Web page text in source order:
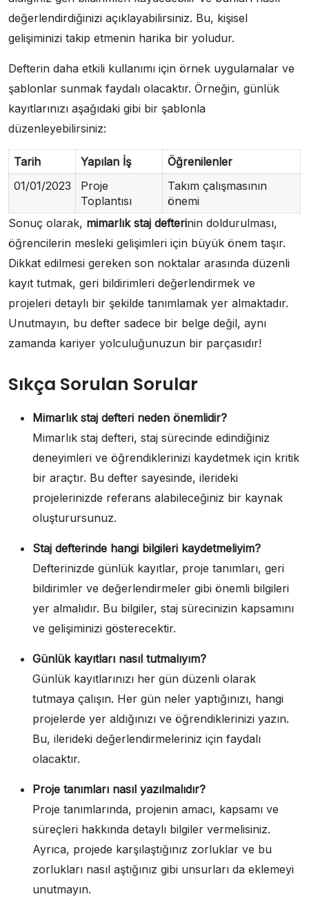
değerlendirdiğinizi açıklayabilirsiniz. Bu, kişisel
gelişiminizi takip etmenin harika bir yoludur.
Defterin daha etkili kullanımı için örnek uygulamalar ve
şablonlar sunmak faydalı olacaktır. Örneğin, günlük
kayıtlarınızı aşağıdaki gibi bir şablonla
düzenleyebilirsiniz:
Tarih Yapılan İş
Öğrenilenler
01/01/2023
Proje
Toplantısı
Takım çalışmasının
önemi
Sonuç olarak, mimarlık staj defterinin doldurulması,
öğrencilerin mesleki gelişimleri için büyük önem taşır.
Dikkat edilmesi gereken son noktalar arasında düzenli
kayıt tutmak, geri bildirimleri değerlendirmek ve
projeleri detaylı bir şekilde tanımlamak yer almaktadır.
Unutmayın, bu defter sadece bir belge değil, aynı
zamanda kariyer yolculuğunuzun bir parçasıdır!
Sıkça Sorulan Sorular
Mimarlık staj defteri neden önemlidir?
Mimarlık staj defteri, staj sürecinde edindiğiniz
deneyimleri ve öğrendiklerinizi kaydetmek için kritik
bir araçtır. Bu defter sayesinde, ilerideki
projelerinizde referans alabileceğiniz bir kaynak
oluşturursunuz.
Staj defterinde hangi bilgileri kaydetmeliyim?
Defterinizde günlük kayıtlar, proje tanımları, geri
bildirimler ve değerlendirmeler gibi önemli bilgileri
yer almalıdır. Bu bilgiler, staj sürecinizin kapsamını
ve gelişiminizi gösterecektir.
Günlük kayıtları nasıl tutmalıyım?
Günlük kayıtlarınızı her gün düzenli olarak
tutmaya çalışın. Her gün neler yaptığınızı, hangi
projelerde yer aldığınızı ve öğrendiklerinizi yazın.
Bu, ilerideki değerlendirmeleriniz için faydalı
olacaktır.
Proje tanımları nasıl yazılmalıdır?
Proje tanımlarında, projenin amacı, kapsamı ve
süreçleri hakkında detaylı bilgiler vermelisiniz.
Ayrıca, projede karşılaştığınız zorluklar ve bu
zorlukları nasıl aştığınız gibi unsurları da eklemeyi
unutmayın.